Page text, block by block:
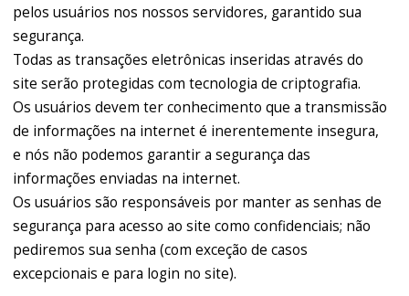
pelos usuários nos nossos servidores, garantido sua
segurança.
Todas as transações eletrônicas inseridas através do
site serão protegidas com tecnologia de criptografia.
Os usuários devem ter conhecimento que a transmissão
de informações na internet é inerentemente insegura,
e nós não podemos garantir a segurança das
informações enviadas na internet.
Os usuários são responsáveis por manter as senhas de
segurança para acesso ao site como confidenciais; não
pediremos sua senha (com exceção de casos
excepcionais e para login no site).